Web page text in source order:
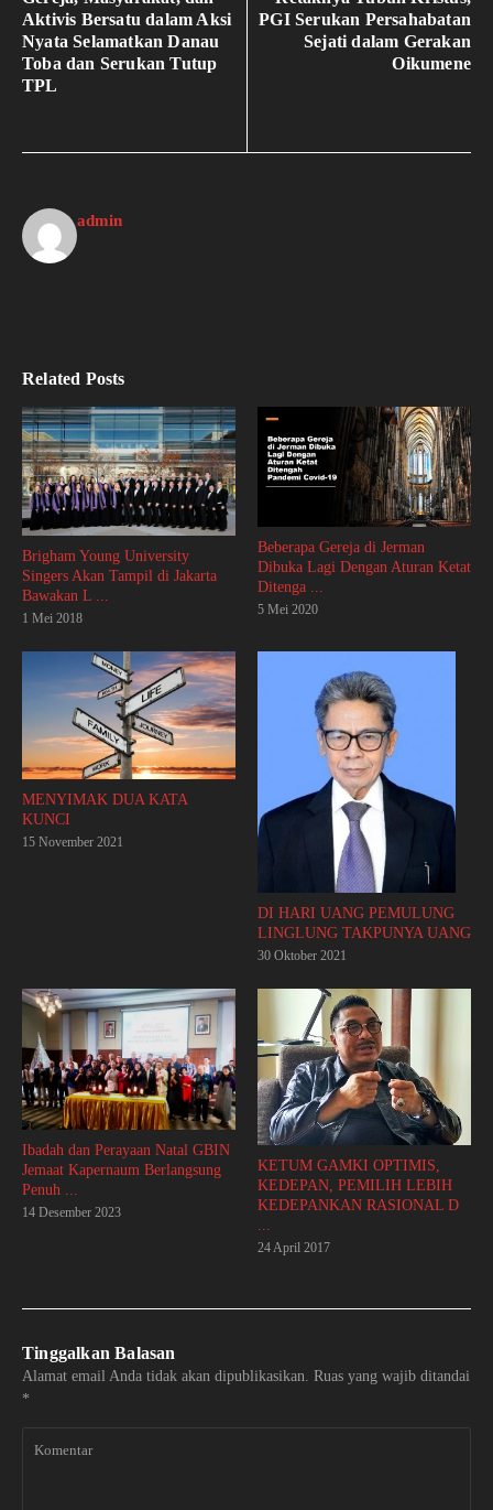
Aktivis Bersatu dalam Aksi
Nyata Selamatkan Danau
Toba dan Serukan Tutup
TPL
PGI Serukan Persahabatan
Sejati dalam Gerakan
Oikumene
admin
Related Posts
Brigham Young University
Singers Akan Tampil di Jakarta
Bawakan L ...
1 Mei 2018
Beberapa Gereja di Jerman
Dibuka Lagi Dengan Aturan Ketat
Ditenga ...
5 Mei 2020
MENYIMAK DUA KATA
KUNCI
15 November 2021
DI HARI UANG PEMULUNG
LINGLUNG TAKPUNYA UANG
30 Oktober 2021
Ibadah dan Perayaan Natal GBIN
Jemaat Kapernaum Berlangsung
Penuh ...
14 Desember 2023
KETUM GAMKI OPTIMIS,
KEDEPAN, PEMILIH LEBIH
KEDEPANKAN RASIONAL D
24 April 2017
Tinggalkan Balasan
Alamat email Anda tidak akan dipublikasikan. Ruas yang wajib ditandai
*